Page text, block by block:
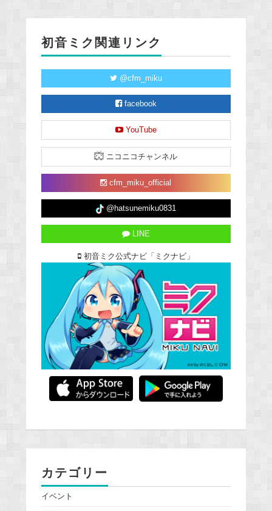
初音ミク関連リンク
@cfm_miku
facebook
YouTube
ニコニコチャンネル
cfm_miku_official
@hatsunemiku0831
LINE
初音ミク公式ナビ「ミクナビ」
カテゴリー
イベント